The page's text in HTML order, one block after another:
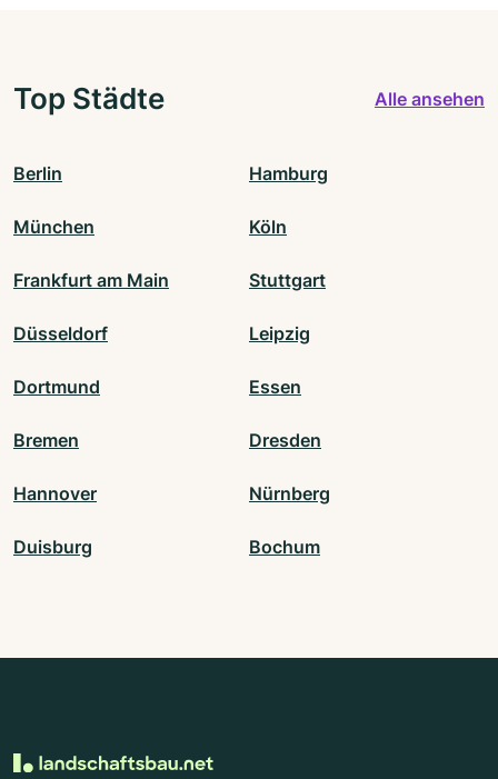
Top Städte Alle ansehen
Berlin Hamburg
München Köln
Frankfurt am Main Stuttgart
Düsseldorf Leipzig
Dortmund Essen
Bremen Dresden
Hannover Nürnberg
Duisburg Bochum